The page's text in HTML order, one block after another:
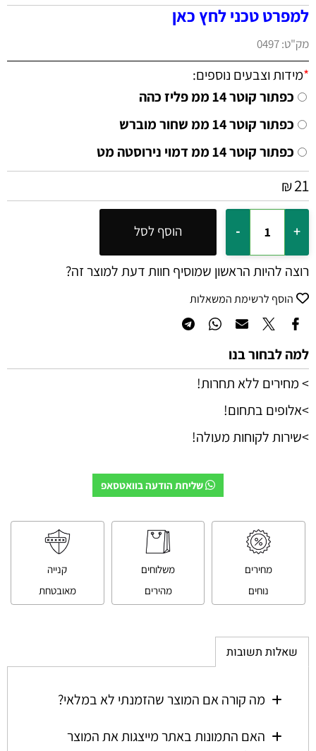
למפרט טכני לחץ כאן
מק"ט:0497
*מידות וצבעים נוספים:
כפתור קוטר 14 ממ פליז כהה
כפתור קוטר 14 ממ שחור מוברש
כפתור קוטר 14 ממ דמוי נירוסטה מט
₪21
הוסף לסל
רוצה להיות הראשון שמוסיף חוות דעת למוצר זה?
הוסף לרשימת המשאלות
למה לבחור בנו
> מחירים ללא תחרות!
>אלופים בתחום!
>שירות לקוחות מעולה!
שליחת הודעה בוואטסאפ
מחירים
נוחים
משלוחים
מהירים
קנייה
מאובטחת
שאלות תשובות
מה קורה אם המוצר שהזמנתי לא במלאי?
האם התמונות באתר מייצגות את המוצר